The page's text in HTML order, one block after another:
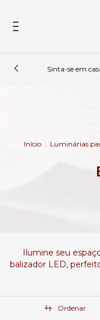
Sinta-se em
Início Luminárias
Ilumine seu
balizador LED,
Ordenar